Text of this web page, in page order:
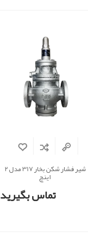
شیر فشار شکن بخار 317 مدل 2
اینچ
تماس بگیرید